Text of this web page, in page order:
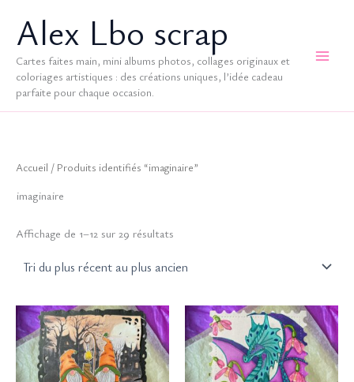
contenuAlex Lbo scrap
Cartes faites main, mini albums photos, collages originaux et
coloriages artistiques : des créations uniques, l’idée cadeau
parfaite pour chaque occasion.
Accueil / Produits identifiés “imaginaire”
imaginaire
Affichage de 1–12 sur 29 résultats
récent
au